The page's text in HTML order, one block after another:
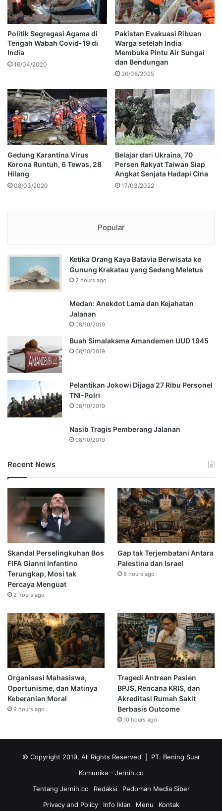
Politik Segregasi Agama di
Tengah Wabah Covid-19 di
India
16/04/2020
Pakistan Evakuasi Ribuan
Warga setelah India
Membuka Pintu Air Sungai
dan Bendungan
26/08/2025
Gedung Karantina Virus
Korona Runtuh, 6 Tewas, 28
Hilang
08/03/2020
Belajar dari Ukraina, 70
Persen Rakyat Taiwan Siap
Angkat Senjata Hadapi Cina
17/03/2022
Popular
Ketika Orang Kaya Batavia Berwisata ke
Gunung Krakatau yang Sedang Meletus
2 hours ago
Medan: Anekdot Lama dan Kejahatan
Jalanan
08/10/2019
Buah Simalakama Amandemen UUD 1945
08/10/2019
Pelantikan Jokowi Dijaga 27 Ribu Personel
TNI-Polri
08/10/2019
Nasib Tragis Pemberang Jalanan
08/10/2019
Recent News
Skandal Perselingkuhan Bos
FIFA Gianni Infantino
Terungkap, Mosi tak
Percaya Menguat
2 hours ago
Gap tak Terjembatani Antara
Palestina dan Israel
8 hours ago
Organisasi Mahasiswa,
Oportunisme, dan Matinya
Keberanian Moral
9 hours ago
Tragedi Antrean Pasien
BPJS, Rencana KRIS, dan
Akreditasi Rumah Sakit
Berbasis Outcome
10 hours ago
© Copyright 2019, All Rights Reserved | PT. Bening Suar
Komunika - Jernih.co
Tentang Jernih.co
Redaksi
Pedoman Media Siber
Privacy and Policy
Info Iklan Menu Kontak